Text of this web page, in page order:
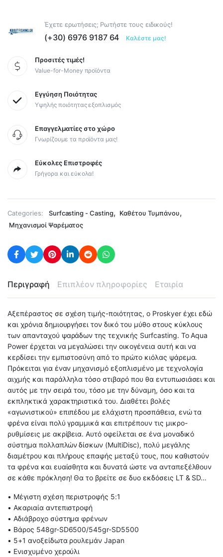
Έχετε ερωτήσεις; Ρωτήστε τους ειδικούς!
(+30) 6976 9187 64 Καλέστε μας!
Προσιτές τιμές!
Value-for-Money προϊόντα
Εγγύηση Ποιότητας
Υψηλής ποιότητας εξοπλισμός
Επαγγελματίες στο χώρο
Γνωρίζουμε τα προϊόντα μας!
Εύκολες Επιστροφές
Γρήγορα και εύκολα!
Categories: Surfcasting - Casting, Καθέτου Τυμπάνου,
Μηχανισμοί Ψαρέματος
Περιγραφή Επιπλέον πληροφορίες Εταιρία
Αξεπέραστος σε σχέση τιμής-ποιότητας, ο Proskyer έχει εδώ
και χρόνια δημιουργήσει τον δικό του μύθο στους κύκλους
των απανταχού ψαράδων της τεχνικής Surfcasting. Το Aqua
Power έρχεται να μεγαλώσει την οικογένεια αυτή και να
κερδίσει την εμπιστοσύνη από το πρώτο κιόλας ψάρεμα.
Πρόκειται για έναν μηχανισμό εξοπλισμένο με τεχνολογία
αιχμής και παράλληλα τόσο στιβαρό που θα εντυπωσιάσει και
αυτός με την σειρά του, τόσο με την δύναμη, όσο και τα
εκπληκτικά χαρακτηριστικά του. Διαθέτει βολές
«αγωνιστικού» επιπέδου με ελάχιστη προσπάθεια, ενώ τα
φρένα είναι πολύ γραμμικά και επιτρέπουν τις μικρο-
ρυθμίσεις με ακρίβεια. Αυτό οφείλεται σε ένα μοναδικό
σύστημα πολλαπλών δίσκων (MultiDisc), πολύ μεγάλης
διαμέτρου και πλήρους επαφής μεταξύ τους, που καθιστούν
τα φρένα και ευαίσθητα και δυνατά ώστε να ανταπεξέλθουν
σε κάθε πρόκληση! Θα το βρείτε σε δυο εκδόσεις LT & SD…
• Μέγιστη σχέση περιστροφής 5:1
• Ακαριαία αντεπιστροφή
• Αδιάβροχο σύστημα φρένων
• Βάρος 548gr-SD6500/545gr-SD5500
• 5+1 ανοξείδωτα ρουλεμάν Japan
• Ενισχυμένο χερούλι